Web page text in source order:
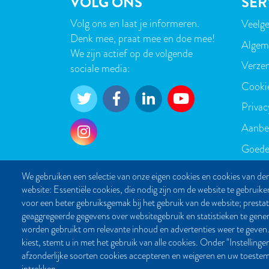
We gebruiken een selectie van onze eigen cookies en cookies van
website: Essentiële cookies, die nodig zijn om de website te
voor een beter gebruiksgemak bij het gebruik van de website;
geaggregeerde gegevens over websitegebruik en statistieken te
worden gebruikt om relevante inhoud en advertenties weer te
kiest, stemt u in met het gebruik van alle cookies. Onder
afzonderlijke soorten cookies accepteren en weigeren en uw
Volg ons en laat je informeren.
Denk mee, praat mee en doe mee!
We zijn actief op de volgende
sociale media: